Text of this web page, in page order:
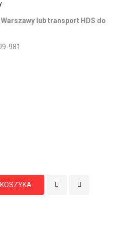
Warszawy lub transport HDS do
981